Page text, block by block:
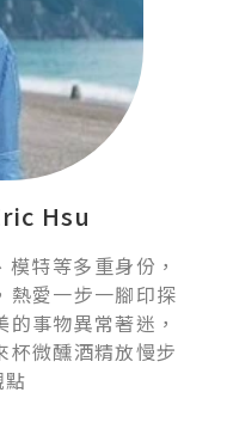
Hsu
特等多重身份，
熱愛一步一腳印探
事物異常著迷，
杯微醺酒精放慢步